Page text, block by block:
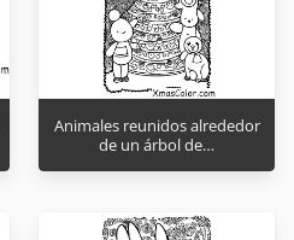
Animales reunidos alrededor
de un árbol de…